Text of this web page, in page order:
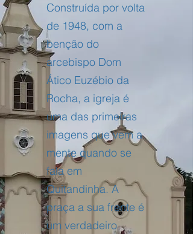
Construída por volta
de 1948, com a
benção do
arcebispo Dom
Ático Euzébio da
Rocha, a igreja é
uma das primeiras
imagens que vem a
mente quando se
fala em
Quitandinha. A
praça a sua frente é
um verdadeiro